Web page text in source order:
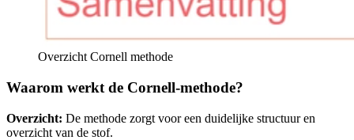
Overzicht Cornell methode
Waarom werkt de Cornell-methode?
Overzicht: De methode zorgt voor een duidelijke structuur en
overzicht van de stof.